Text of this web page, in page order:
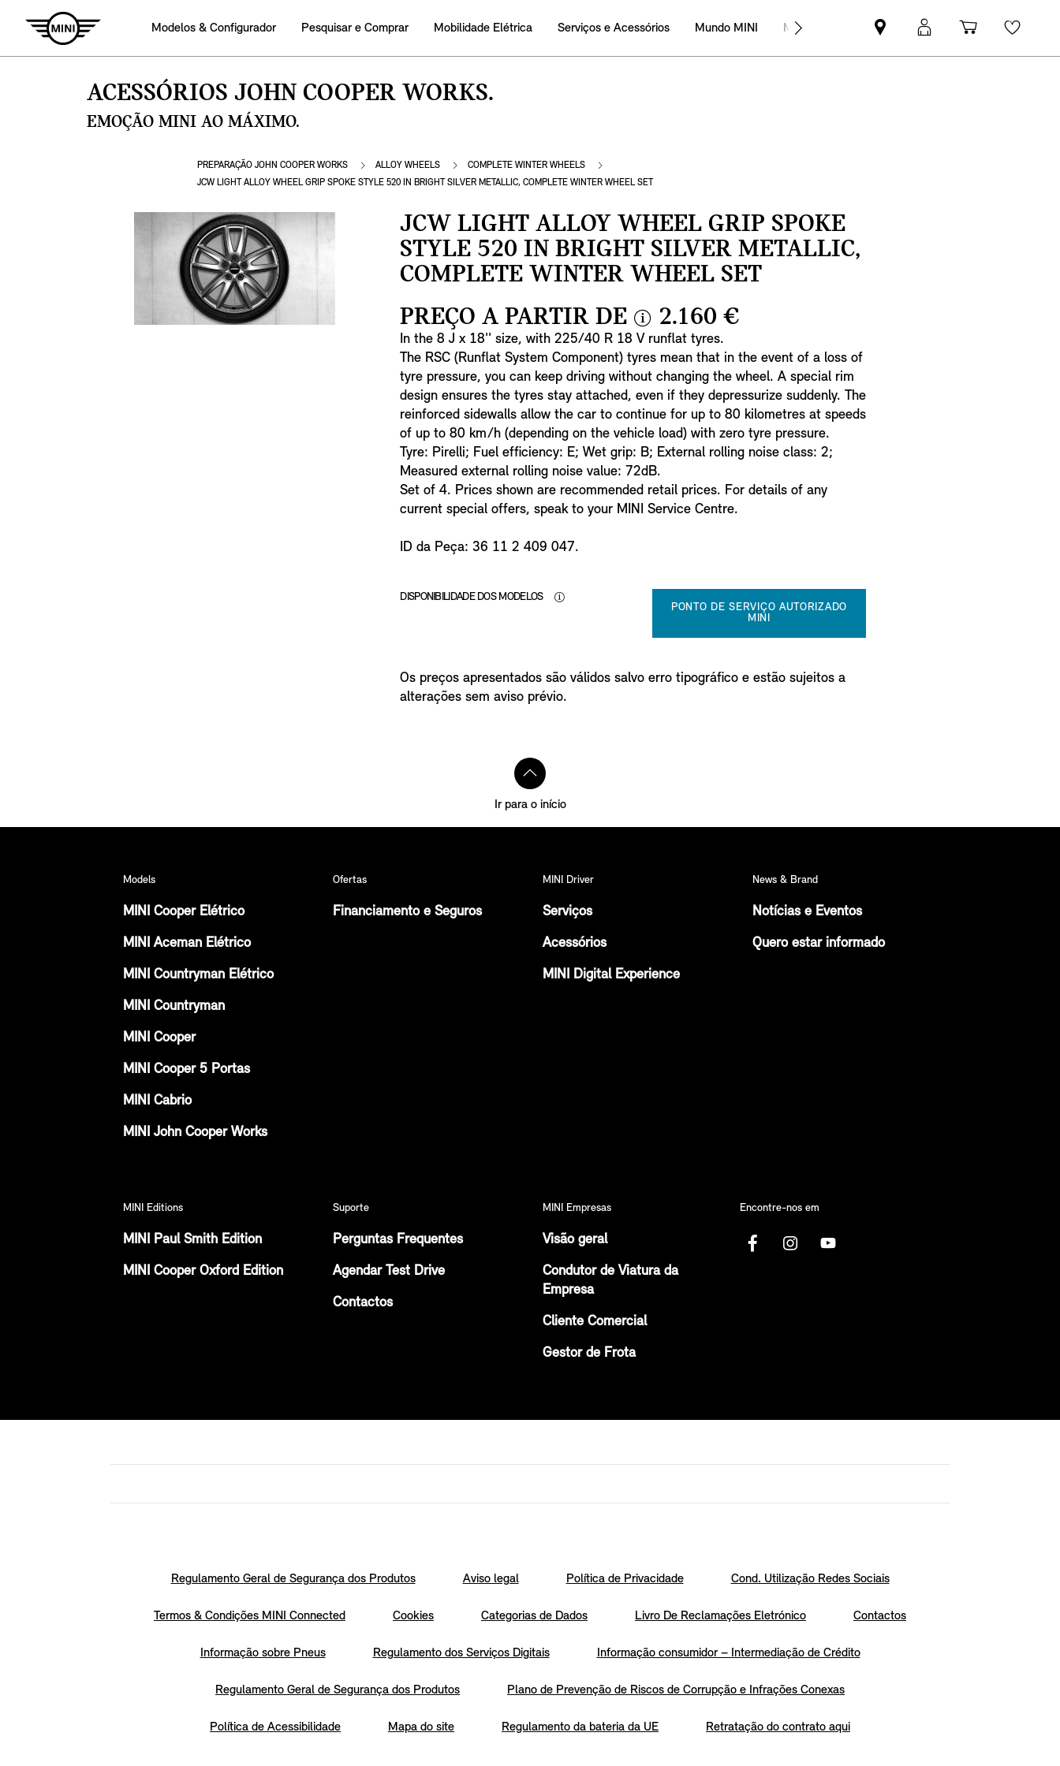
Modelos & Configurador Pesquisar e Comprar Mobilidade Elétrica Serviços e Acessórios Mundo MINI MINI Empresas
Pesquisar
parceiro
Iniciar
sessão
Carrinho
de
ACESSÓRIOS JOHN COOPER WORKS.
EMOÇÃO MINI AO MÁXIMO.
PREPARAÇÃO JOHN COOPER WORKS ALLOY WHEELS
COMPLETE WINTER WHEELS
JCW LIGHT ALLOY WHEEL GRIP SPOKE STYLE 520 IN BRIGHT SILVER METALLIC, COMPLETE WINTER WHEEL SET
JCW LIGHT ALLOY WHEEL GRIP SPOKE
STYLE 520 IN BRIGHT SILVER METALLIC,
COMPLETE WINTER WHEEL SET
PREÇO A PARTIR DE
i
n
f
o
2.160 €
In the 8 J x 18'' size, with 225/40 R 18 V runflat tyres.
The RSC (Runflat System Component) tyres mean that in the event of a loss of
tyre pressure, you can keep driving without changing the wheel. A special rim
design ensures the tyres stay attached, even if they depressurize suddenly. The
reinforced sidewalls allow the car to continue for up to 80 kilometres at speeds
of up to 80 km/h (depending on the vehicle load) with zero tyre pressure.
Tyre: Pirelli; Fuel efficiency: E; Wet grip: B; External rolling noise class: 2;
Measured external rolling noise value: 72dB.
Set of 4. Prices shown are recommended retail prices. For details of any
current special offers, speak to your MINI Service Centre.
ID da Peça: 36 11 2 409 047.
DISPONIBILIDADE DOS MODELOS
PONTO DE SERVIÇO AUTORIZADO
MINI
Os preços apresentados são válidos salvo erro tipográfico e estão sujeitos a
alterações sem aviso prévio.
Ir para o início
Models
MINI Cooper Elétrico
MINI Aceman Elétrico
MINI Countryman Elétrico
MINI Countryman
MINI Cooper
MINI Cooper 5 Portas
MINI Cabrio
MINI John Cooper Works
Ofertas
Financiamento e Seguros
MINI Driver
Serviços
Acessórios
MINI Digital Experience
News & Brand
Notícias e Eventos
Quero estar informado
MINI Editions
MINI Paul Smith Edition
MINI Cooper Oxford Edition
Suporte
Perguntas Frequentes
Agendar Test Drive
Contactos
MINI Empresas
Visão geral
Condutor de Viatura da
Empresa
Cliente Comercial
Gestor de Frota
Encontre-nos em
Regulamento Geral de Segurança dos Produtos Aviso legal Política de Privacidade Cond. Utilização Redes Sociais
Termos & Condições MINI Connected Cookies Categorias de Dados Livro De Reclamações Eletrónico Contactos
Informação sobre Pneus Regulamento dos Serviços Digitais Informação consumidor – Intermediação de Crédito
Regulamento Geral de Segurança dos Produtos Plano de Prevenção de Riscos de Corrupção e Infrações Conexas
Política de Acessibilidade Mapa do site Regulamento da bateria da UE Retratação do contrato aqui